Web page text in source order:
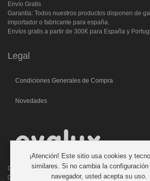
Envío Gratis
Garantía: Todos nuestros productos disponen de
importador o fabricante para españa.
Envíos gratis a partir de 300€ para España y
Legal
Condiciones Generales de Compra
Novedades
C/. Laforja, 46
08006 BARCELONA (ESPAÑA)
¡Atención! Este sitio usa cookies y
similares. Si no cambia la configuración
navegador, usted acepta su uso.